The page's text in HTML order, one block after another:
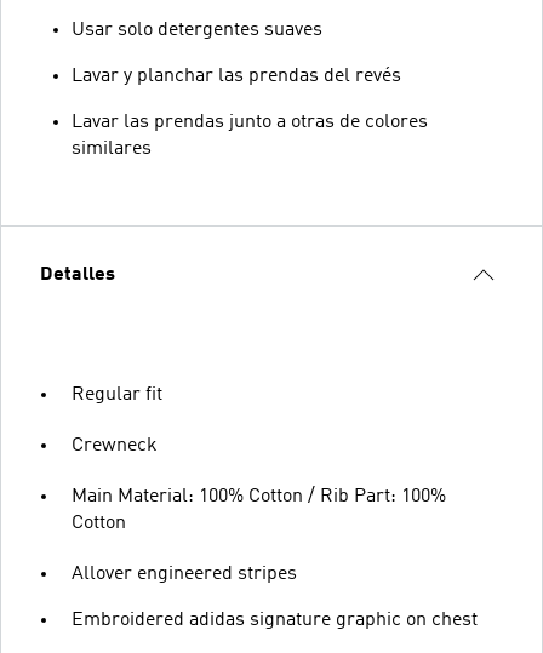
Usar solo detergentes suaves
Lavar y planchar las prendas del revés
Lavar las prendas junto a otras de colores
similares
Detalles
Regular fit
Crewneck
Main Material: 100% Cotton / Rib Part: 100%
Cotton
Allover engineered stripes
Embroidered adidas signature graphic on chest